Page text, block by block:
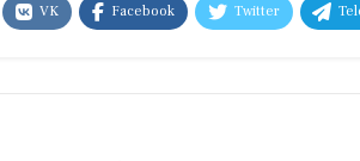
VK Facebook Twitter